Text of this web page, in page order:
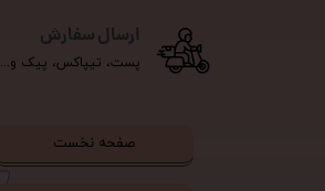
ارسال سفارش
پست، تیپاکس، پیک و...
صفحه نخست